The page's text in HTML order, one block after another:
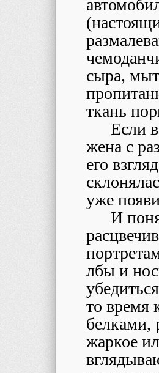
сыра,
ткань
Если
жена с
его
уже
И
лбы и
то время
белками,
жаркое